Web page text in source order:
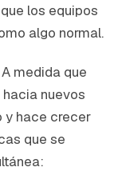
los equipos
algo normal.
medida que
nuevos
y hace crecer
que se